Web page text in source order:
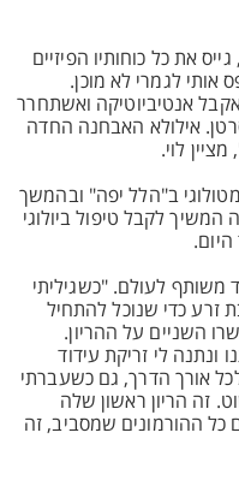
את כל כוחותיו הפיזיים
אותי לגמרי לא מוכן.
אנטיביוטיקה ואשתחרר
אילולא האבחנה החדה
לוי.
ב"הלל יפה" ובהמשך
לקבל טיפול ביולוגי
משותף לעולם. "כשגיליתי
כדי שנוכל להתחיל
השניים על ההריון.
ונתנה לי זריקת עידוד
אורך הדרך, גם כשעברתי
זה הריון ראשון שלה
כל ההורמונים שמסביב, זה